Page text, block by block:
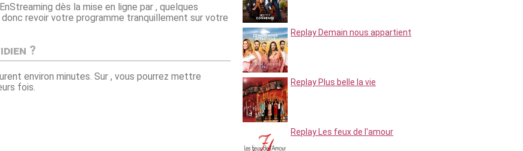
dès la mise en ligne par , quelques
revoir votre programme tranquillement sur votre
?
environ minutes. Sur , vous pourrez mettre
fois.
Replay Demain nous appartient
Replay Plus belle la vie
Replay Les feux de l'amour